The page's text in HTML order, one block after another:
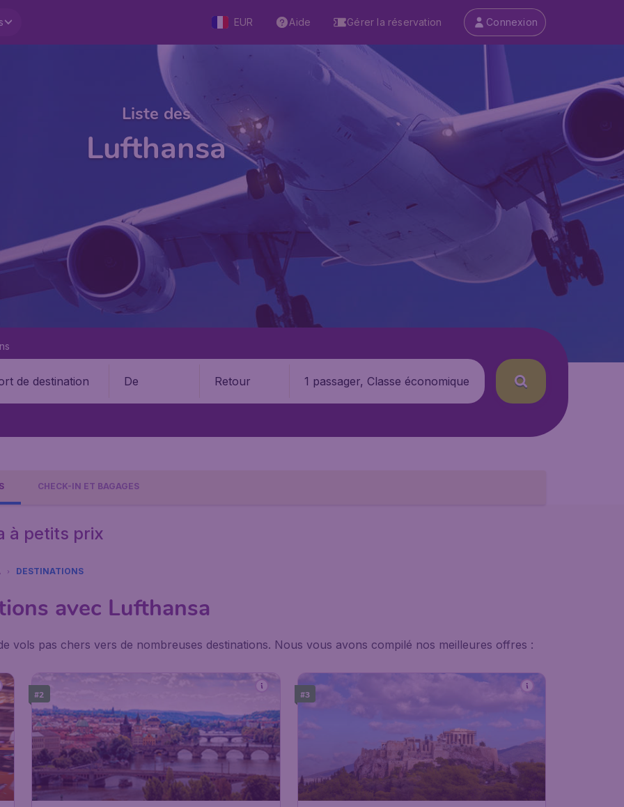
EUR Aide Gérer la réservation Connexion
Liste des
Lufthansa
De Retour 1 passager, Classe économique
CHECK-IN ET BAGAGES
à petits prix
DESTINATIONS
avec Lufthansa
vols pas chers vers de nombreuses destinations. Nous vous avons compilé nos meilleures offres :
#2 #3